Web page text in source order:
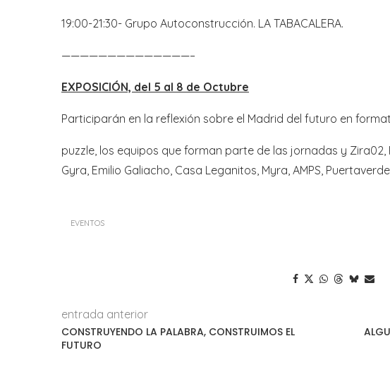
19:00-21:30- Grupo Autoconstrucción. LA TABACALERA.
——————————————–
EXPOSICIÓN, del 5 al 8 de Octubre
Participarán en la reflexión sobre el Madrid del futuro en
puzzle, los equipos que forman parte de las jornadas y
Gyra, Emilio Galiacho, Casa Leganitos, Myra, AMPS,
EVENTOS
entrada anterior
CONSTRUYENDO LA PALABRA, CONSTRUIMOS EL
FUTURO